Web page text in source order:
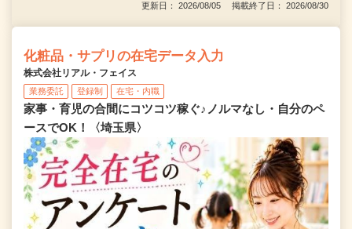
更新日： 2026/08/05 掲載終了日： 2026/08/30
化粧品・サプリの在宅データ入力
株式会社リアル・フェイス
業務委託 登録制 在宅・内職
家事・育児の合間にコツコツ稼ぐ♪ノルマなし・自分のペ
ースでOK！〈埼玉県〉